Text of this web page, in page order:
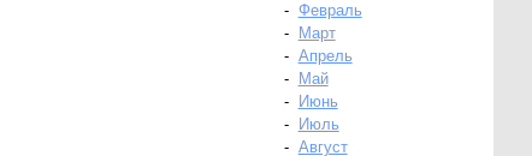
- Февраль
-
Март
- Апрель
-
Май
-
Июнь
-
Июль
- Август